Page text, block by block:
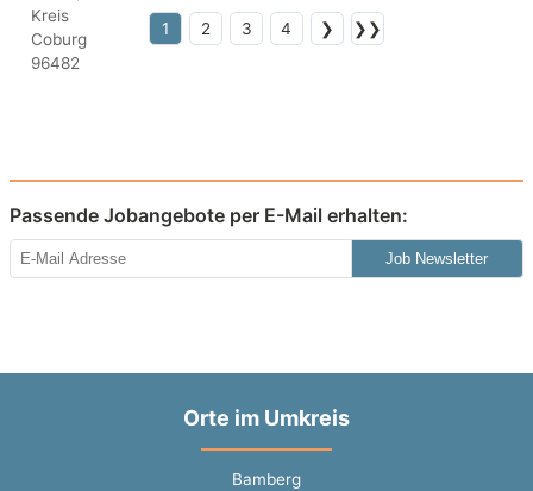
1 2 3 4 ❯ ❯❯
Passende Jobangebote per E-Mail erhalten:
Job Newsletter
Orte im Umkreis
Bamberg